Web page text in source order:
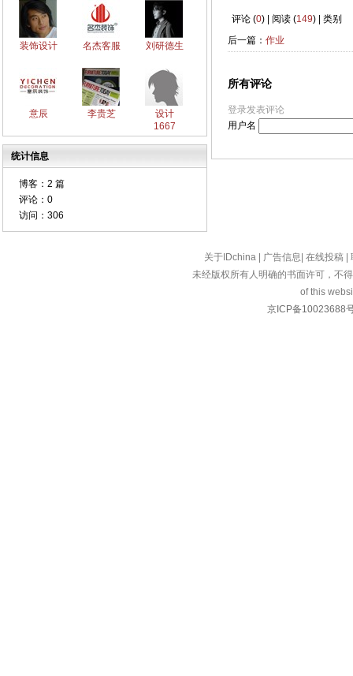
装饰设计 名杰客服 刘研德生
意辰 李贵芝
设计
1667
统计信息
博客： 2 篇
评论： 0
访问： 306
评论 (0) | 阅读 (149) | 类别
后一篇： 作业
所有评论
登录发表评论
用户名
关于IDchina 广告信息 在线投稿
未经版权所有人明确的书面许可，不
of this
京ICP备10023688